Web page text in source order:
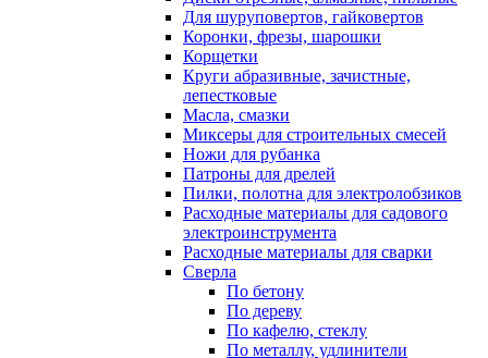
Для шуруповертов, гайковертов
Коронки, фрезы, шарошки
Корщетки
Круги абразивные, зачистные,
лепестковые
Масла, смазки
Миксеры для строительных смесей
Ножи для рубанка
Патроны для дрелей
Пилки, полотна для электролобзиков
Расходные материалы для садового
электроинструмента
Расходные материалы для сварки
Сверла
По бетону
По дереву
По кафелю, стеклу
По металлу, удлинители